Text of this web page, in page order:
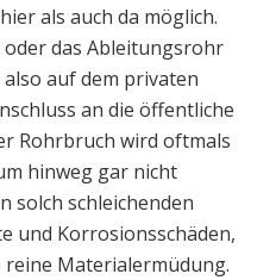
als auch da möglich.
das Ableitungsrohr
auf dem privaten
an die öffentliche
Rohrbruch wird oftmals
hinweg gar nicht
solch schleichenden
und Korrosionsschäden,
reine Materialermüdung.